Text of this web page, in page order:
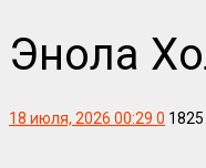
Энола
18 июля, 2026 00:29 0 1825